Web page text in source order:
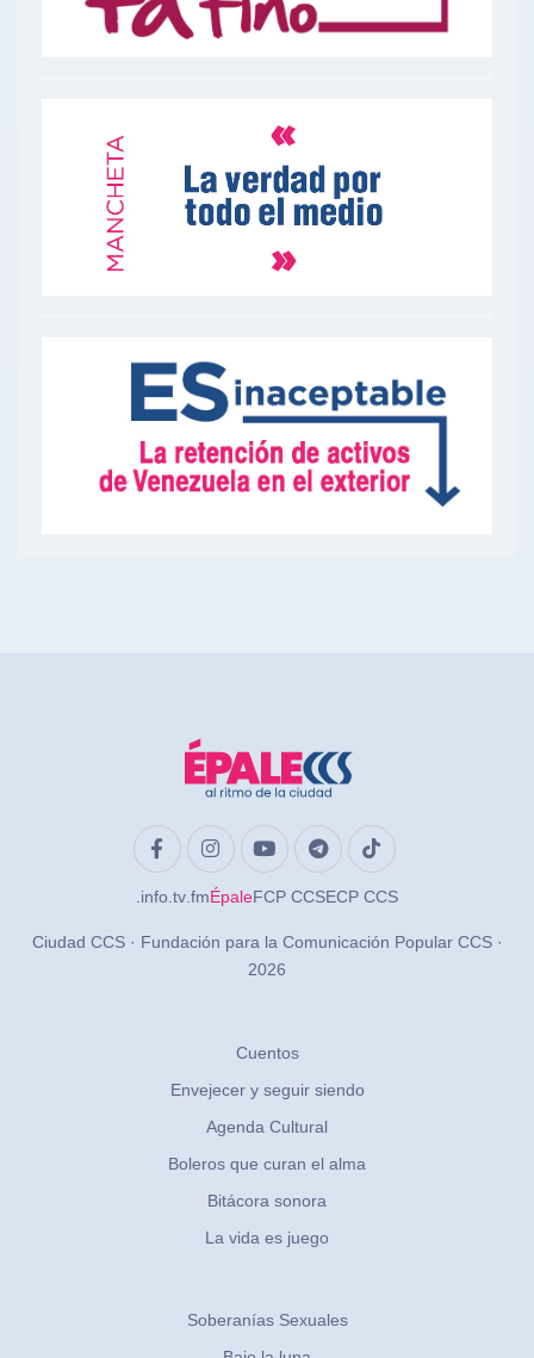
.info .tv .fmÉpaleFCP CCSECP CCS
Ciudad CCS · Fundación para la Comunicación Popular CCS ·
2026
Cuentos
Envejecer y seguir siendo
Agenda Cultural
Boleros que curan el alma
Bitácora sonora
La vida es juego
Soberanías Sexuales